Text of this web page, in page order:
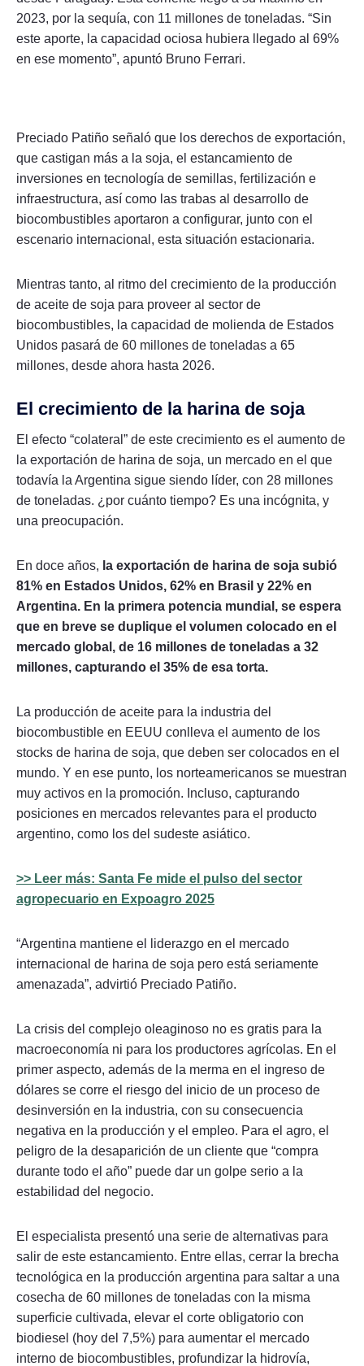
2023, por la sequía, con 11 millones de toneladas. “Sin
este aporte, la capacidad ociosa hubiera llegado al 69%
en ese momento”, apuntó Bruno Ferrari.
Preciado Patiño señaló que los derechos de exportación,
que castigan más a la soja, el estancamiento de
inversiones en tecnología de semillas, fertilización e
infraestructura, así como las trabas al desarrollo de
biocombustibles aportaron a configurar, junto con el
escenario internacional, esta situación estacionaria.
Mientras tanto, al ritmo del crecimiento de la producción
de aceite de soja para proveer al sector de
biocombustibles, la capacidad de molienda de Estados
Unidos pasará de 60 millones de toneladas a 65
millones, desde ahora hasta 2026.
El crecimiento de la harina de soja
El efecto “colateral” de este crecimiento es el aumento de
la exportación de harina de soja, un mercado en el que
todavía la Argentina sigue siendo líder, con 28 millones
de toneladas. ¿por cuánto tiempo? Es una incógnita, y
una preocupación.
En doce años, la exportación de harina de soja subió
81% en Estados Unidos, 62% en Brasil y 22% en
Argentina. En la primera potencia mundial, se espera
que en breve se duplique el volumen colocado en el
mercado global, de 16 millones de toneladas a 32
millones, capturando el 35% de esa torta.
La producción de aceite para la industria del
biocombustible en EEUU conlleva el aumento de los
stocks de harina de soja, que deben ser colocados en el
mundo. Y en ese punto, los norteamericanos se muestran
muy activos en la promoción. Incluso, capturando
posiciones en mercados relevantes para el producto
argentino, como los del sudeste asiático.
>> Leer más: Santa Fe mide el pulso del sector
agropecuario en Expoagro 2025
“Argentina mantiene el liderazgo en el mercado
internacional de harina de soja pero está seriamente
amenazada”, advirtió Preciado Patiño.
La crisis del complejo oleaginoso no es gratis para la
macroeconomía ni para los productores agrícolas. En el
primer aspecto, además de la merma en el ingreso de
dólares se corre el riesgo del inicio de un proceso de
desinversión en la industria, con su consecuencia
negativa en la producción y el empleo. Para el agro, el
peligro de la desaparición de un cliente que “compra
durante todo el año” puede dar un golpe serio a la
estabilidad del negocio.
El especialista presentó una serie de alternativas para
salir de este estancamiento. Entre ellas, cerrar la brecha
tecnológica en la producción argentina para saltar a una
cosecha de 60 millones de toneladas con la misma
superficie cultivada, elevar el corte obligatorio con
biodiesel (hoy del 7,5%) para aumentar el mercado
interno de biocombustibles, profundizar la hidrovía,